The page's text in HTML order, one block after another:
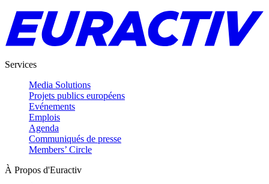
Services
Media Solutions
Projets publics européens
Evénements
Emplois
Agenda
Communiqués de presse
Members’ Circle
À Propos d'Euractiv